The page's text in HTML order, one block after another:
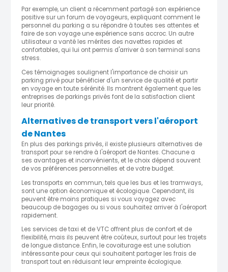
Par exemple, un client a récemment partagé son expérience
positive sur un forum de voyageurs, expliquant comment le
personnel du parking a su répondre à toutes ses attentes et
faire de son voyage une expérience sans accroc. Un autre
utilisateur a vanté les mérites des navettes rapides et
confortables, qui lui ont permis d'arriver à son terminal sans
stress.
Ces témoignages soulignent l'importance de choisir un
parking privé pour bénéficier d'un service de qualité et partir
en voyage en toute sérénité. Ils montrent également que les
entreprises de parkings privés font de la satisfaction client
leur priorité.
Alternatives de transport vers l'aéroport
de Nantes
En plus des parkings privés, il existe plusieurs alternatives de
transport pour se rendre à l'aéroport de Nantes. Chacune a
ses avantages et inconvénients, et le choix dépend souvent
de vos préférences personnelles et de votre budget.
Les transports en commun, tels que les bus et les tramways,
sont une option économique et écologique. Cependant, ils
peuvent être moins pratiques si vous voyagez avec
beaucoup de bagages ou si vous souhaitez arriver à l'aéroport
rapidement.
Les services de taxi et de VTC offrent plus de confort et de
flexibilité, mais ils peuvent être coûteux, surtout pour les trajets
de longue distance. Enfin, le covoiturage est une solution
intéressante pour ceux qui souhaitent partager les frais de
transport tout en réduisant leur empreinte écologique.